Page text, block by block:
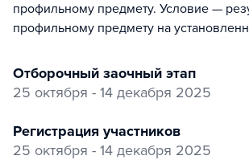
профильному предмету. Условие —
профильному предмету на
отборочный заочный этап
25 октября - 14 декабря 2025
регистрация участников
25 октября - 14 декабря 2025